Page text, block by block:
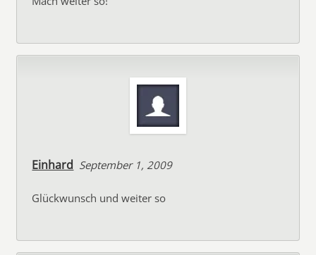
Einhard September 1, 2009
Glückwunsch und weiter so